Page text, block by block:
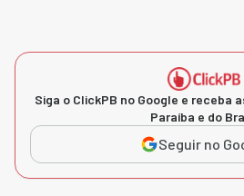
Siga o ClickPB no Google e receba
Paraíba e do
Seguir no